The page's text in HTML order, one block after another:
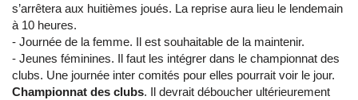
s’arrêtera aux huitièmes joués. La reprise aura lieu le lendemain
à 10 heures.
- Journée de la femme. Il est souhaitable de la maintenir.
- Jeunes féminines. Il faut les intégrer dans le championnat des
clubs. Une journée inter comités pour elles pourrait voir le jour.
Championnat des clubs. Il devrait déboucher ultérieurement